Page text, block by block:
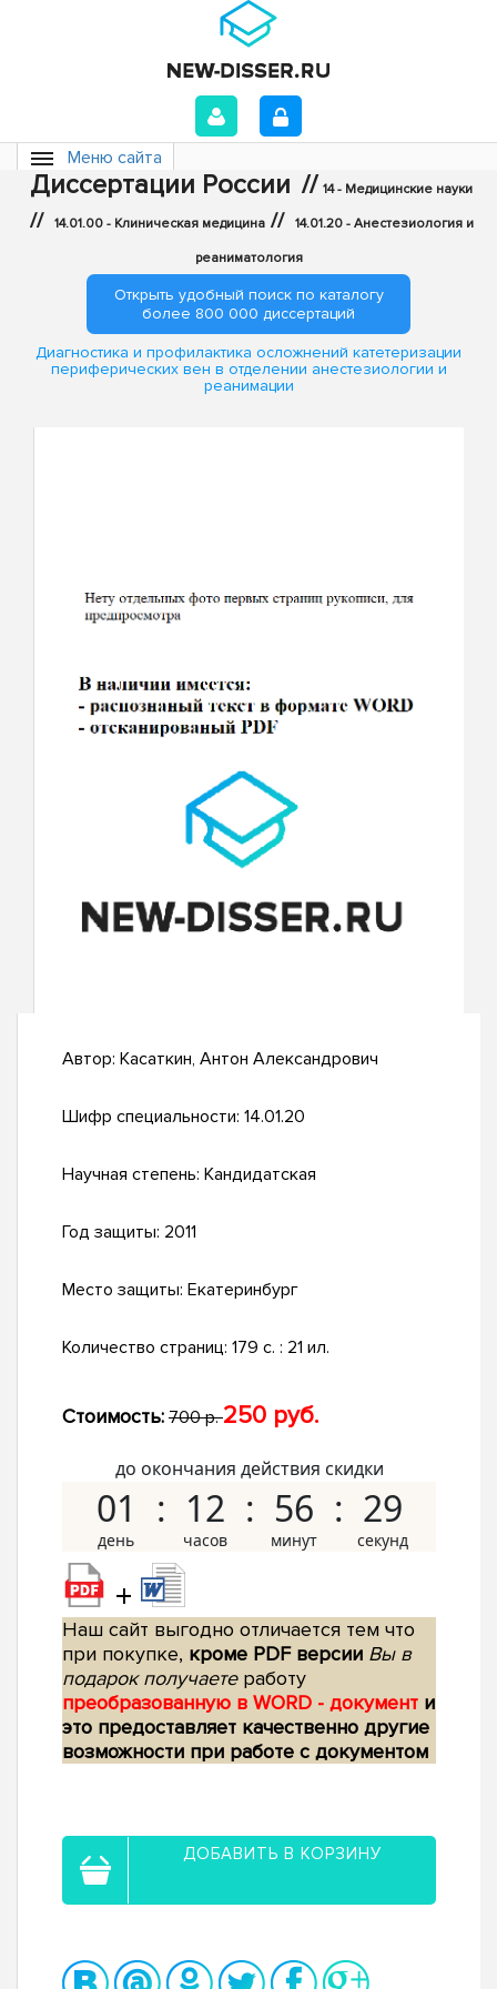
Меню сайта
Диссертации России // 14 - Медицинские науки
// 14.01.00 - Клиническая медицина // 14.01.20 - Анестезиология и
реаниматология
Открыть удобный поиск по каталогу
более 800 000 диссертаций
Диагностика и профилактика осложнений катетеризации
периферических вен в отделении анестезиологии и
реанимации
Автор: Касаткин, Антон Александрович
Шифр специальности: 14.01.20
Научная степень: Кандидатская
Год защиты: 2011
Место защиты: Екатеринбург
Количество страниц: 179 с. : 21 ил.
Стоимость: 700 р.250 руб.
до окончания действия скидки
01 12 56 28
+
Наш сайт выгодно отличается тем что
при покупке, кроме PDF версии Вы в
подарок получаетеработу
преобразованную в WORD - документ и
это предоставляет качественно другие
возможности при работе с документом
ДОБАВИТЬ В КОРЗИНУ